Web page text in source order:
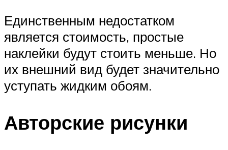
Единственным недостатком
является стоимость, простые
наклейки будут стоить меньше. Но
их внешний вид будет значительно
уступать жидким обоям.
Авторские рисунки